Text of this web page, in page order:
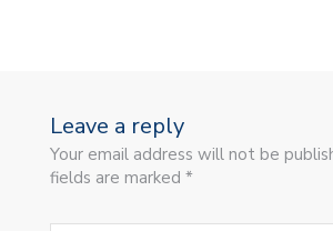
Leave a reply
Your email address will not be
fields are marked *